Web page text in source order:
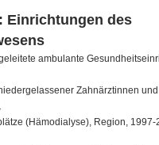
Einrichtungen des
ambulante
Zahnärztinnen
(Hämodialyse), Region, 1997-